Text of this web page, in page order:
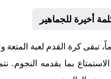
أخيرة للجماهير
بما يقدمه